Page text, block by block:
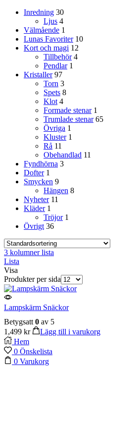
Inredning 30
Ljus 4
Välmående 1
Lunas Favoriter 10
Kort och magi 12
Tillbehör 4
Pendlar 1
Kristaller 97
Torn 3
Spets 8
Klot 4
Formade stenar 1
Trumlade stenar 65
Övriga 1
Kluster 1
Rå 11
Obehandlad 11
Fyndhörna 3
Dofter 1
Smycken 9
Hängen 8
Nyheter 11
Kläder 1
Tröjor 1
Övrigt 36
3 kolumner lista
Lista
Visa
Produkter per sida
Lampskärm Snäckor
Betygsatt 0 av 5
1,499 kr
Lägg till i varukorg
Hem
0 Önskelista
0 Varukorg